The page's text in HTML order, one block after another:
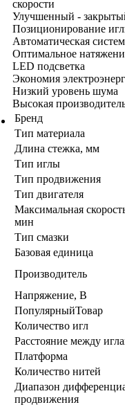
скорости
Улучшенный -
Позиционирование
Автоматическая
Оптимальное
LED подсветка
Экономия
Низкий уровень шума
Высокая
Бренд
Тип материала
Длина стежка, мм
Тип иглы
Тип продвижения
Тип двигателя
Максимальная
мин
Тип смазки
Базовая единица
Производитель
Напряжение, В
ПопулярныйТовар
Количество игл
Расстояние между
Платформа
Количество нитей
Диапазон
продвижения